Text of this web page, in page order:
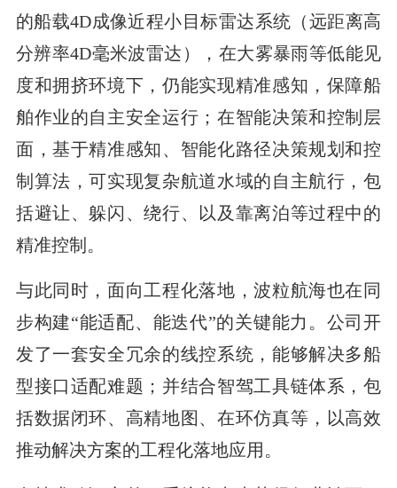
的船载4D成像近程小目标雷达系统（远距离高
分辨率4D毫米波雷达），在大雾暴雨等低能见
度和拥挤环境下，仍能实现精准感知，保障船
舶作业的自主安全运行；在智能决策和控制层
面，基于精准感知、智能化路径决策规划和控
制算法，可实现复杂航道水域的自主航行，包
括避让、躲闪、绕行、以及靠离泊等过程中的
精准控制。
与此同时，面向工程化落地，波粒航海也在同
步构建“能适配、能迭代”的关键能力。公司开
发了一套安全冗余的线控系统，能够解决多船
型接口适配难题；并结合智驾工具链体系，包
括数据闭环、高精地图、在环仿真等，以高效
推动解决方案的工程化落地应用。